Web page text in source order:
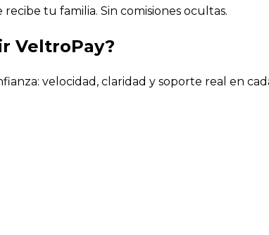
recibe tu familia. Sin comisiones ocultas.
VeltroPay?
velocidad, claridad y soporte real en